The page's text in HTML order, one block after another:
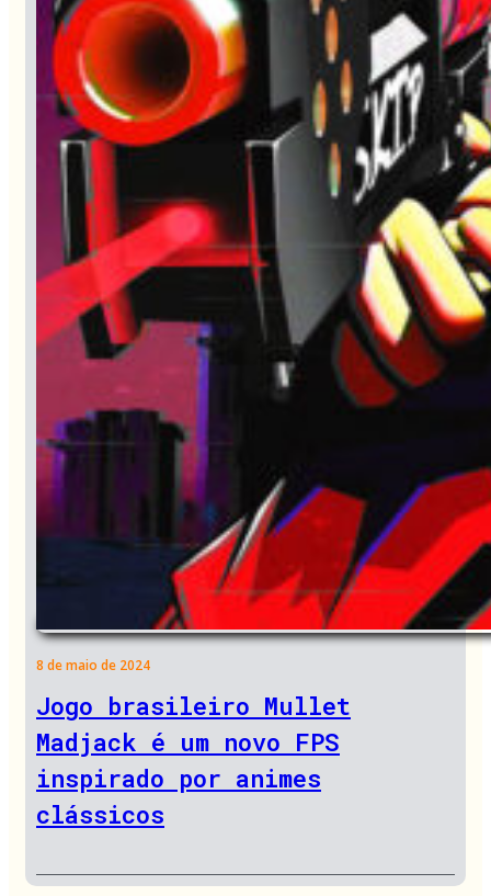
8 de maio de 2024
Jogo brasileiro Mullet
Madjack é um novo FPS
inspirado por animes
clássicos